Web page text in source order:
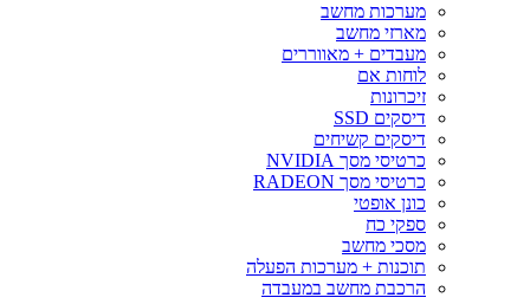
מערכות מחשב
מארזי מחשב
מעבדים + מאווררים
לוחות אם
זיכרונות
דיסקים SSD
דיסקים קשיחים
כרטיסי מסך NVIDIA
כרטיסי מסך RADEON
כונן אופטי
ספקי כח
מסכי מחשב
תוכנות + מערכות הפעלה
הרכבת מחשב במעבדה